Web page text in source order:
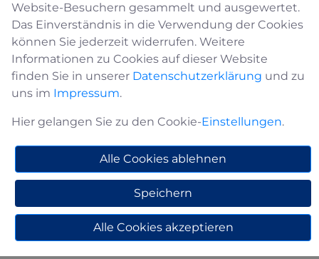
Kontakt
Dieter Harbeke
Leitung Ordnungs-/Einwohnermeldeamt,
d.harbeke@medebach.de
02982 / 400-112
Adresse Sprechzeiten Details
Website-Besuchern gesammelt und ausgewertet.
Das Einverständnis in die Verwendung der Cookies
können Sie jederzeit widerrufen. Weitere
Informationen zu Cookies auf dieser Website
finden Sie in unserer Datenschutzerklärung und zu
uns im Impressum.
Hier gelangen Sie zu den Cookie-Einstellungen.
Alle Cookies ablehnen
Speichern
Alle Cookies akzeptieren